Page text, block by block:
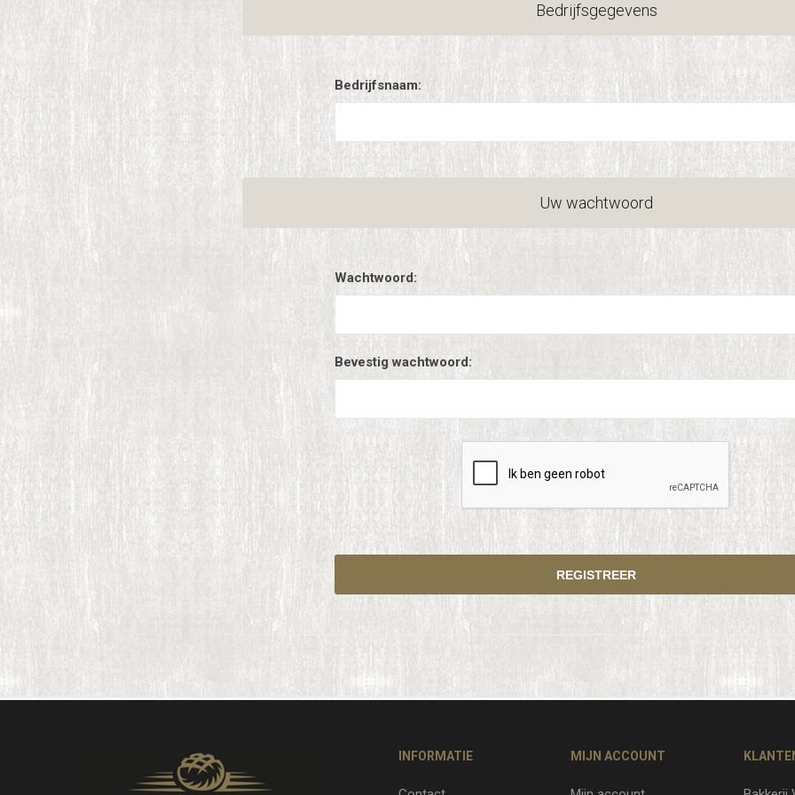
Bedrijfsgegevens
Bedrijfsnaam:
Uw wachtwoord
Wachtwoord:
Bevestig wachtwoord:
INFORMATIE MIJN ACCOUNT